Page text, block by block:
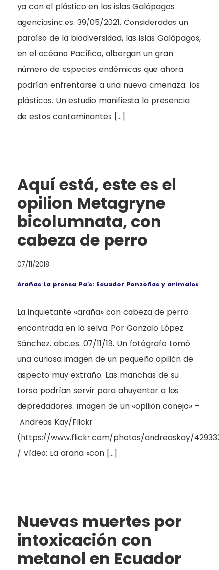
ya con el plástico en las islas Galápagos.
agenciasinc.es. 39/05/2021. Consideradas un
paraíso de la biodiversidad, las islas Galápagos,
en el océano Pacífico, albergan un gran
número de especies endémicas que ahora
podrían enfrentarse a una nueva amenaza: los
plásticos. Un estudio manifiesta la presencia
de estos contaminantes […]
Aquí está, este es el
opilion Metagryne
bicolumnata, con
cabeza de perro
07/11/2018
Arañas La prensa País: Ecuador Ponzoñas y animales
La inquietante «araña» con cabeza de perro
encontrada en la selva. Por Gonzalo López
Sánchez. abc.es. 07/11/18. Un fotógrafo tomó
una curiosa imagen de un pequeño opilión de
aspecto muy extraño. Las manchas de su
torso podrían servir para ahuyentar a los
depredadores. Imagen de un «opilión conejo» –
Andreas Kay/Flickr
(https://www.flickr.com/photos/andreaskay/
/ Vídeo: La araña «con […]
Nuevas muertes por
intoxicación con
metanol en Ecuador